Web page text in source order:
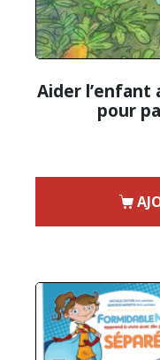
Aider l’enfant
pour